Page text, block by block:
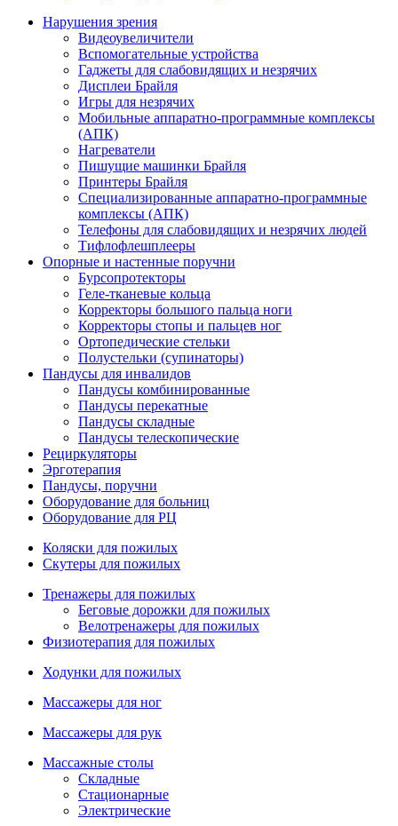
Нарушения зрения
Видеоувеличители
Вспомогательные устройства
Гаджеты для слабовидящих и незрячих
Дисплеи Брайля
Игры для незрячих
Мобильные аппаратно-программные комплексы
(АПК)
Нагреватели
Пишущие машинки Брайля
Принтеры Брайля
Специализированные аппаратно-программные
комплексы (АПК)
Телефоны для слабовидящих и незрячих людей
Тифлофлешплееры
Опорные и настенные поручни
Бурсопротекторы
Геле-тканевые кольца
Корректоры большого пальца ноги
Корректоры стопы и пальцев ног
Ортопедические стельки
Полустельки (супинаторы)
Пандусы для инвалидов
Пандусы комбинированные
Пандусы перекатные
Пандусы складные
Пандусы телескопические
Рециркуляторы
Эрготерапия
Пандусы, поручни
Оборудование для больниц
Оборудование для РЦ
Коляски для пожилых
Скутеры для пожилых
Тренажеры для пожилых
Беговые дорожки для пожилых
Велотренажеры для пожилых
Физиотерапия для пожилых
Ходунки для пожилых
Массажеры для ног
Массажеры для рук
Массажные столы
Складные
Стационарные
Электрические